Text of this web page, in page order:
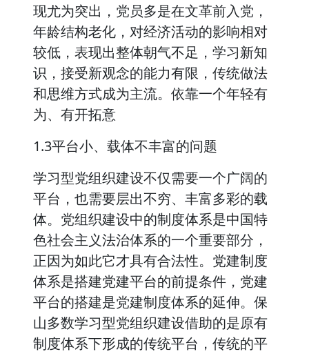
现尤为突出，党员多是在文革前入党，
年龄结构老化，对经济活动的影响相对
较低，表现出整体朝气不足，学习新知
识，接受新观念的能力有限，传统做法
和思维方式成为主流。依靠一个年轻有
为、有开拓意
1.3平台小、载体不丰富的问题
学习型党组织建设不仅需要一个广阔的
平台，也需要层出不穷、丰富多彩的载
体。党组织建设中的制度体系是中国特
色社会主义法治体系的一个重要部分，
正因为如此它才具有合法性。党建制度
体系是搭建党建平台的前提条件，党建
平台的搭建是党建制度体系的延伸。保
山多数学习型党组织建设借助的是原有
制度体系下形成的传统平台，传统的平